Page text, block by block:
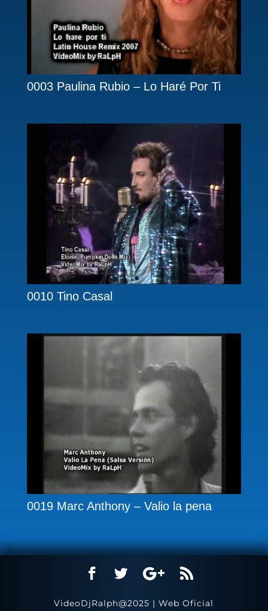
0003 Paulina Rubio – Lo Haré Por Ti
0010 Tino Casal
0019 Marc Anthony – Valio la pena
VideoDjRalph@2025 | Web Oficial